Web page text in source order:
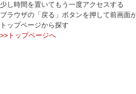
少し時間を置いてもう一度アクセスする
ブラウザの「戻る」ボタンを押して前画面
トップページから探す
>>トップページへ